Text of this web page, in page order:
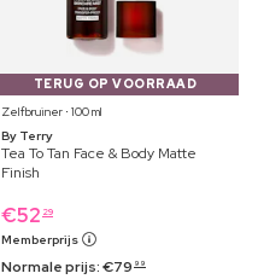
TERUG OP VOORRAAD
Zelfbruiner ⋅ 100 ml
By Terry
Tea To Tan Face & Body Matte
Finish
€52 29
Memberprijs
Normale prijs:€79 99